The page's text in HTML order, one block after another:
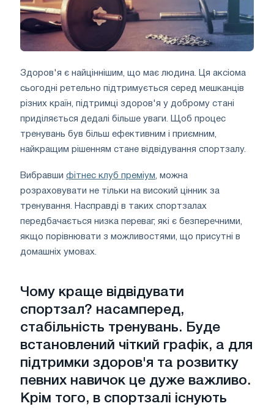
Здоров'я є найціннішим, що має людина. Ця аксіома
сьогодні ретельно підтримується серед мешканців
різних країн, підтримці здоров'я у доброму стані
приділяється дедалі більше уваги. Щоб процес
тренувань був більш ефективним і приємним,
найкращим рішенням стане відвідування спортзалу.
Вибравши фітнес клуб преміум , можна
розраховувати не тільки на високий цінник за
тренування. Насправді в таких спортзалах
передбачається низка переваг, які є безперечними,
якщо порівнювати з можливостями, що присутні в
домашніх умовах.
Чому краще відвідувати
спортзал? насамперед,
стабільність тренувань. Буде
встановлений чіткий графік, а для
підтримки здоров'я та розвитку
певних навичок це дуже важливо.
Крім того, в спортзалі існують